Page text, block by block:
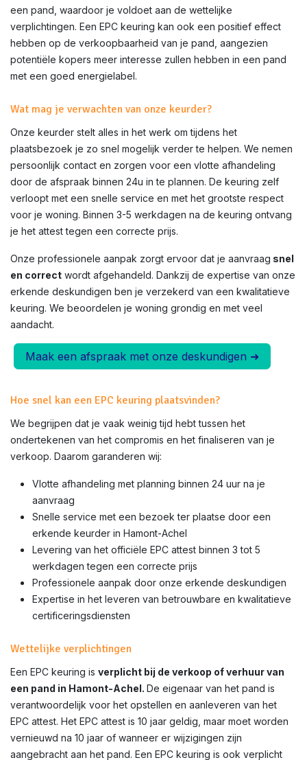
een pand, waardoor je voldoet aan de wettelijke
verplichtingen. Een EPC keuring kan ook een positief effect
hebben op de verkoopbaarheid van je pand, aangezien
potentiële kopers meer interesse zullen hebben in een pand
met een goed energielabel.
Wat mag je verwachten van onze keurder?
Onze keurder stelt alles in het werk om tijdens het
plaatsbezoek je zo snel mogelijk verder te helpen. We nemen
persoonlijk contact en zorgen voor een vlotte afhandeling
door de afspraak binnen 24u in te plannen. De keuring zelf
verloopt met een snelle service en met het grootste respect
voor je woning. Binnen 3-5 werkdagen na de keuring ontvang
je het attest tegen een correcte prijs.
Onze professionele aanpak zorgt ervoor dat je aanvraag snel
en correct wordt afgehandeld. Dankzij de expertise van onze
erkende deskundigen ben je verzekerd van een kwalitatieve
keuring. We beoordelen je woning grondig en met veel
aandacht.
Maak een afspraak met onze deskundigen ➜
Hoe snel kan een EPC keuring plaatsvinden?
We begrijpen dat je vaak weinig tijd hebt tussen het
ondertekenen van het compromis en het finaliseren van je
verkoop. Daarom garanderen wij:
Vlotte afhandeling met planning binnen 24 uur na je
aanvraag
Snelle service met een bezoek ter plaatse door een
erkende keurder in Hamont-Achel
Levering van het officiële EPC attest binnen 3 tot 5
werkdagen tegen een correcte prijs
Professionele aanpak door onze erkende deskundigen
Expertise in het leveren van betrouwbare en kwalitatieve
certificeringsdiensten
Wettelijke verplichtingen
Een EPC keuring is verplicht bij de verkoop of verhuur van
een pand in Hamont-Achel. De eigenaar van het pand is
verantwoordelijk voor het opstellen en aanleveren van het
EPC attest. Het EPC attest is 10 jaar geldig, maar moet worden
vernieuwd na 10 jaar of wanneer er wijzigingen zijn
aangebracht aan het pand. Een EPC keuring is ook verplicht